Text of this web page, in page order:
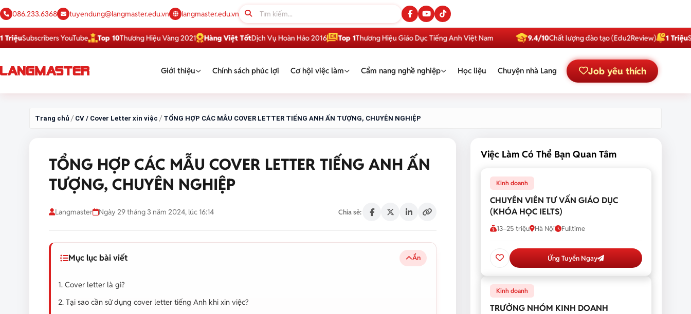
086.233.6368 tuyendung@langmaster.edu.vn langmaster.edu.vn
YouTube Top 10Thương Hiệu Vàng 2021 Hàng Việt TốtDịch Vụ Hoàn Hảo 2016 Top 1Thương Hiệu Giáo Dục Tiếng Anh Việt Nam 9.4/10Chất lượng đào tạo (Edu2Review) 1 Triệu
Giới thiệu Chính sách phúc lợi Cơ hội việc làm Cẩm nang nghề nghiệp Học liệu Chuyện nhà Lang Job yêu thích
Trang chủ / CV / Cover Letter xin việc / TỔNG HỢP CÁC MẪU COVER LETTER TIẾNG ANH ẤN TƯỢNG, CHUYÊN NGHIỆP
TỔNG HỢP CÁC MẪU COVER LETTER TIẾNG ANH ẤN
TƯỢNG, CHUYÊN NGHIỆP
Langmaster Ngày 29 tháng 3 năm 2024, lúc 16:14 Chia sẻ:
Mục lục bài viết Ẩn
1. Cover letter là gì?
2. Tại sao cần sử dụng cover letter tiếng Anh khi xin việc?
Việc Làm Có Thể Bạn Quan Tâm
Kinh doanh
CHUYÊN VIÊN TƯ VẤN GIÁO DỤC
(KHÓA HỌC IELTS)
13–25 triệu Hà Nội Fulltime
Ứng Tuyển Ngay
Kinh doanh
TRƯỞNG NHÓM KINH DOANH